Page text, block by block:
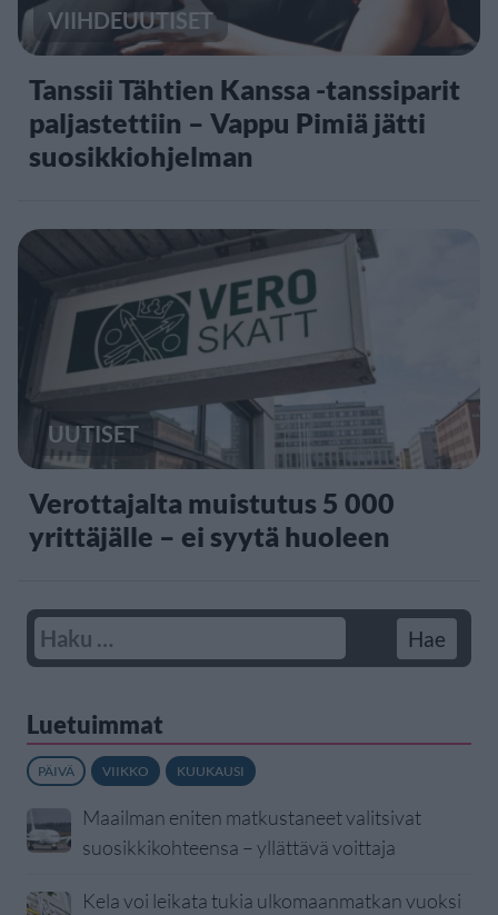
VIIHDEUUTISET
Tanssii Tähtien Kanssa -tanssiparit
paljastettiin – Vappu Pimiä jätti
suosikkiohjelman
UUTISET
Verottajalta muistutus 5 000
yrittäjälle – ei syytä huoleen
Luetuimmat
PÄIVÄ VIIKKO KUUKAUSI
Maailman eniten matkustaneet valitsivat
suosikkikohteensa – yllättävä voittaja
Kela voi leikata tukia ulkomaanmatkan vuoksi